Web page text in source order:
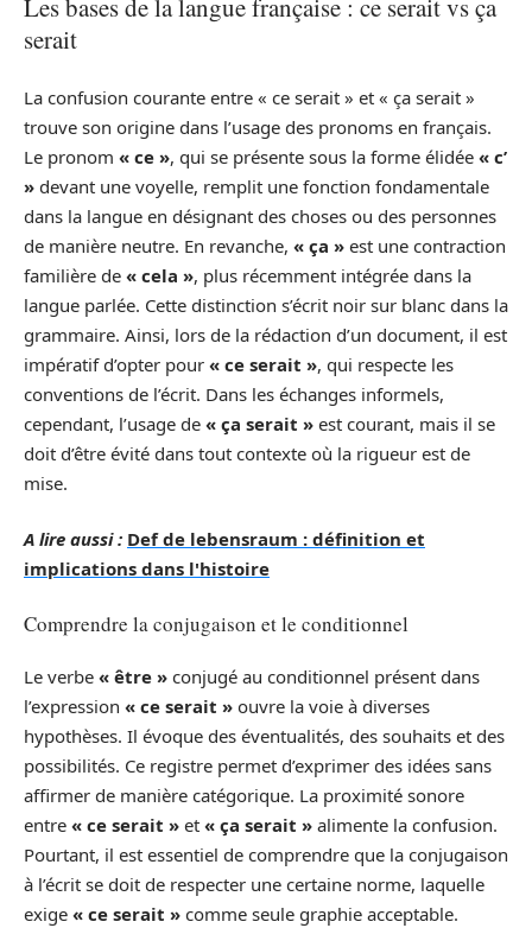
Les bases de la langue française : ce serait vs ça
serait
La confusion courante entre « ce serait » et « ça serait »
trouve son origine dans l’usage des pronoms en français.
Le pronom « ce », qui se présente sous la forme élidée « c’
» devant une voyelle, remplit une fonction fondamentale
dans la langue en désignant des choses ou des personnes
de manière neutre. En revanche, « ça » est une contraction
familière de « cela », plus récemment intégrée dans la
langue parlée. Cette distinction s’écrit noir sur blanc dans la
grammaire. Ainsi, lors de la rédaction d’un document, il est
impératif d’opter pour « ce serait », qui respecte les
conventions de l’écrit. Dans les échanges informels,
cependant, l’usage de « ça serait » est courant, mais il se
doit d’être évité dans tout contexte où la rigueur est de
mise.
A lire aussi : Def de lebensraum : définition et
implications dans l'histoire
Comprendre la conjugaison et le conditionnel
Le verbe « être » conjugé au conditionnel présent dans
l’expression « ce serait » ouvre la voie à diverses
hypothèses. Il évoque des éventualités, des souhaits et des
possibilités. Ce registre permet d’exprimer des idées sans
affirmer de manière catégorique. La proximité sonore
entre « ce serait » et « ça serait » alimente la confusion.
Pourtant, il est essentiel de comprendre que la conjugaison
à l’écrit se doit de respecter une certaine norme, laquelle
exige « ce serait » comme seule graphie acceptable.